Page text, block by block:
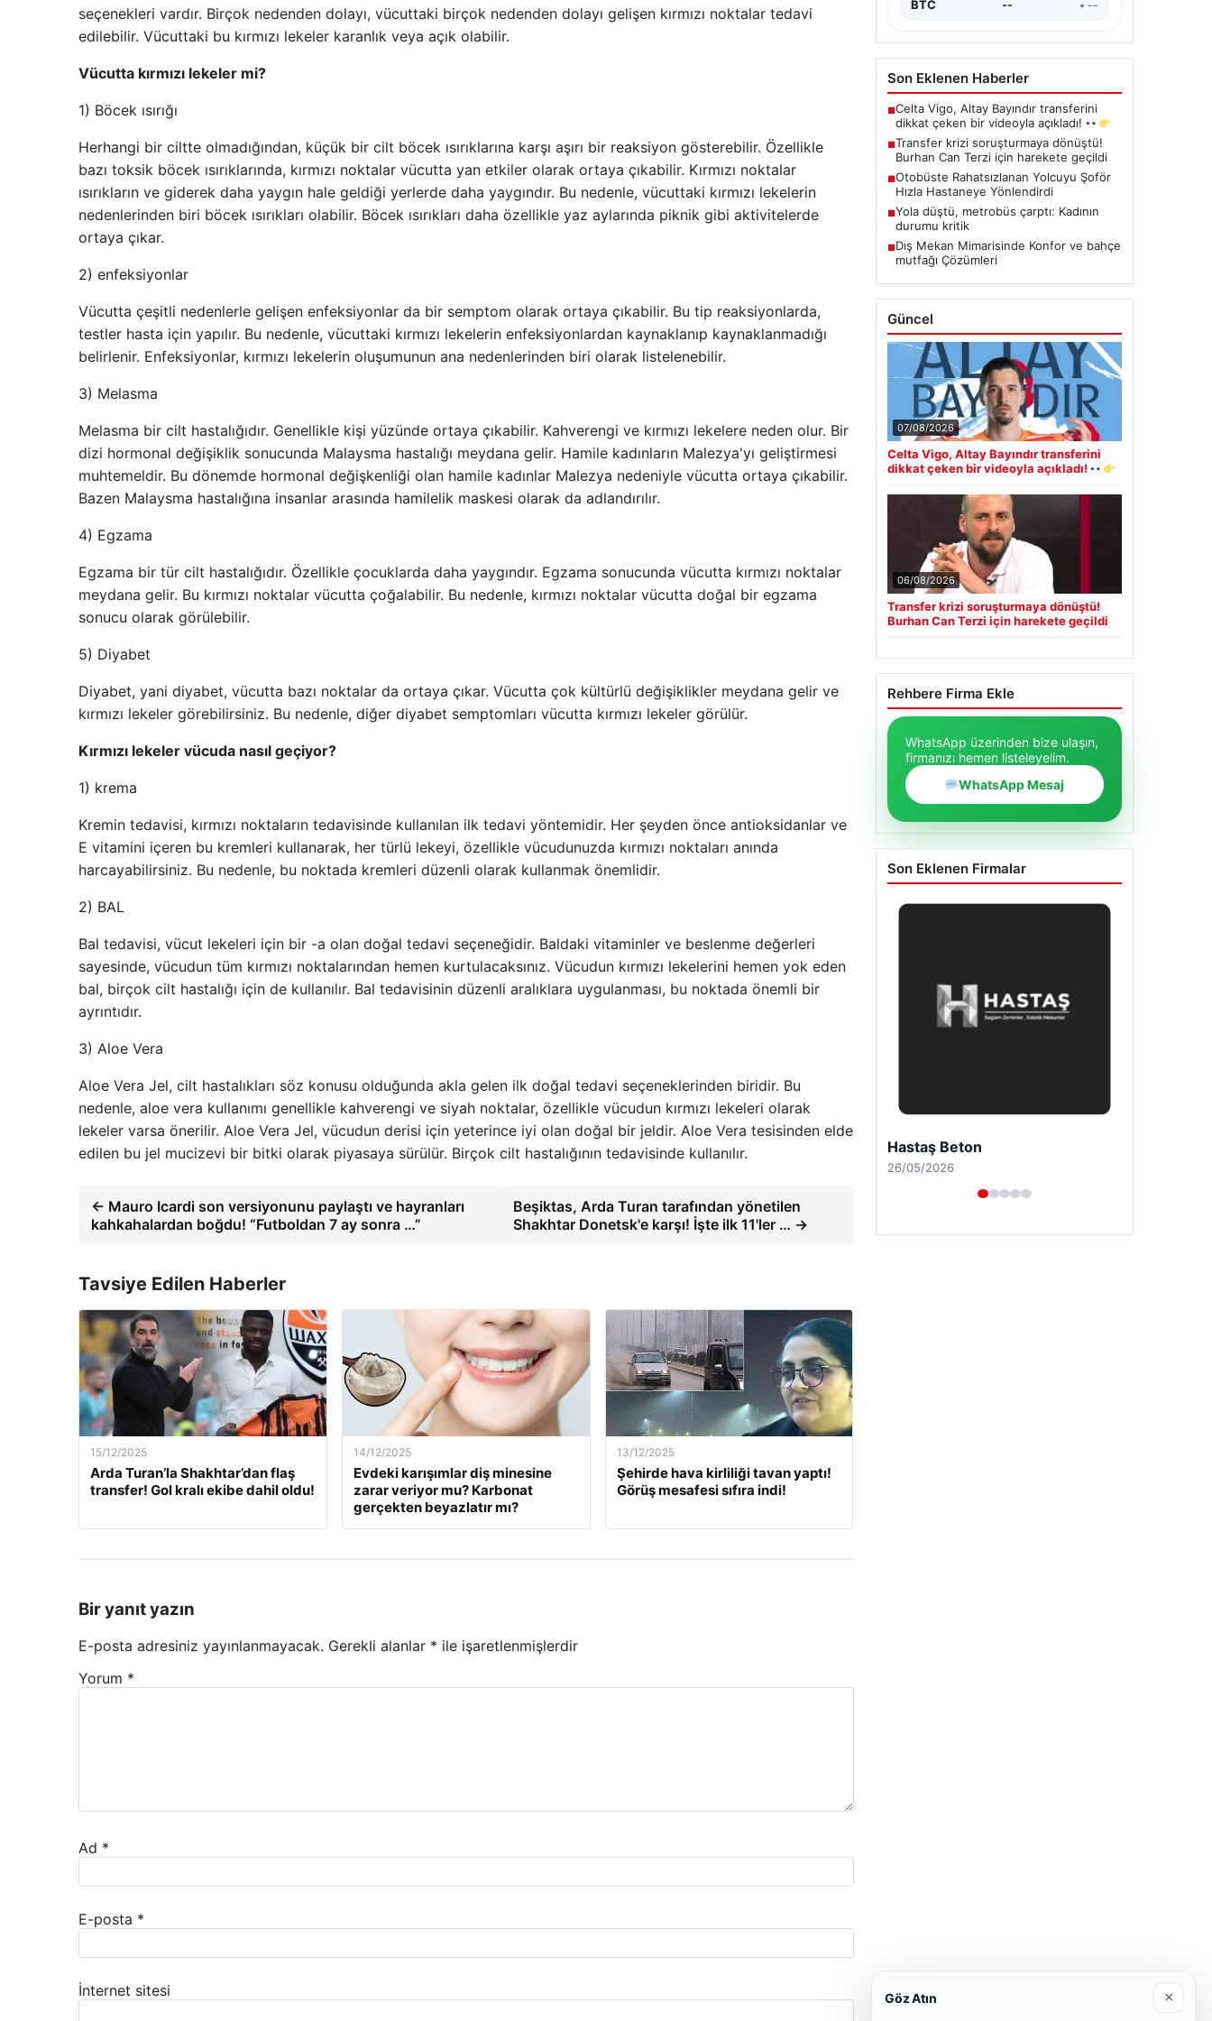
seçenekleri vardır. Birçok nedenden dolayı, vücuttaki birçok nedenden dolayı gelişen kırmızı noktalar tedavi
edilebilir. Vücuttaki bu kırmızı lekeler karanlık veya açık olabilir.
Vücutta kırmızı lekeler mi?
1) Böcek ısırığı
Herhangi bir ciltte olmadığından, küçük bir cilt böcek ısırıklarına karşı aşırı bir reaksiyon gösterebilir. Özellikle
bazı toksik böcek ısırıklarında, kırmızı noktalar vücutta yan etkiler olarak ortaya çıkabilir. Kırmızı noktalar
ısırıkların ve giderek daha yaygın hale geldiği yerlerde daha yaygındır. Bu nedenle, vücuttaki kırmızı lekelerin
nedenlerinden biri böcek ısırıkları olabilir. Böcek ısırıkları daha özellikle yaz aylarında piknik gibi aktivitelerde
ortaya çıkar.
2) enfeksiyonlar
Vücutta çeşitli nedenlerle gelişen enfeksiyonlar da bir semptom olarak ortaya çıkabilir. Bu tip reaksiyonlarda,
testler hasta için yapılır. Bu nedenle, vücuttaki kırmızı lekelerin enfeksiyonlardan kaynaklanıp kaynaklanmadığı
belirlenir. Enfeksiyonlar, kırmızı lekelerin oluşumunun ana nedenlerinden biri olarak listelenebilir.
3) Melasma
Melasma bir cilt hastalığıdır. Genellikle kişi yüzünde ortaya çıkabilir. Kahverengi ve kırmızı lekelere neden olur. Bir
dizi hormonal değişiklik sonucunda Malaysma hastalığı meydana gelir. Hamile kadınların Malezya'yı geliştirmesi
muhtemeldir. Bu dönemde hormonal değişkenliği olan hamile kadınlar Malezya nedeniyle vücutta ortaya çıkabilir.
Bazen Malaysma hastalığına insanlar arasında hamilelik maskesi olarak da adlandırılır.
4) Egzama
Egzama bir tür cilt hastalığıdır. Özellikle çocuklarda daha yaygındır. Egzama sonucunda vücutta kırmızı noktalar
meydana gelir. Bu kırmızı noktalar vücutta çoğalabilir. Bu nedenle, kırmızı noktalar vücutta doğal bir egzama
sonucu olarak görülebilir.
5) Diyabet
Diyabet, yani diyabet, vücutta bazı noktalar da ortaya çıkar. Vücutta çok kültürlü değişiklikler meydana gelir ve
kırmızı lekeler görebilirsiniz. Bu nedenle, diğer diyabet semptomları vücutta kırmızı lekeler görülür.
Kırmızı lekeler vücuda nasıl geçiyor?
1) krema
Kremin tedavisi, kırmızı noktaların tedavisinde kullanılan ilk tedavi yöntemidir. Her şeyden önce antioksidanlar ve
E vitamini içeren bu kremleri kullanarak, her türlü lekeyi, özellikle vücudunuzda kırmızı noktaları anında
harcayabilirsiniz. Bu nedenle, bu noktada kremleri düzenli olarak kullanmak önemlidir.
2) BAL
Bal tedavisi, vücut lekeleri için bir -a olan doğal tedavi seçeneğidir. Baldaki vitaminler ve beslenme değerleri
sayesinde, vücudun tüm kırmızı noktalarından hemen kurtulacaksınız. Vücudun kırmızı lekelerini hemen yok eden
bal, birçok cilt hastalığı için de kullanılır. Bal tedavisinin düzenli aralıklara uygulanması, bu noktada önemli bir
ayrıntıdır.
3) Aloe Vera
Aloe Vera Jel, cilt hastalıkları söz konusu olduğunda akla gelen ilk doğal tedavi seçeneklerinden biridir. Bu
nedenle, aloe vera kullanımı genellikle kahverengi ve siyah noktalar, özellikle vücudun kırmızı lekeleri olarak
lekeler varsa önerilir. Aloe Vera Jel, vücudun derisi için yeterince iyi olan doğal bir jeldir. Aloe Vera tesisinden elde
edilen bu jel mucizevi bir bitki olarak piyasaya sürülür. Birçok cilt hastalığının tedavisinde kullanılır.
← Mauro Icardi son versiyonunu paylaştı ve hayranları
kahkahalardan boğdu! “Futboldan 7 ay sonra …”
Beşiktas, Arda Turan tarafından yönetilen
Shakhtar Donetsk'e karşı! İşte ilk 11'ler … →
Tavsiye Edilen Haberler
15/12/2025
Arda Turan’la Shakhtar’dan flaş
transfer! Gol kralı ekibe dahil oldu!
14/12/2025
Evdeki karışımlar diş minesine
zarar veriyor mu? Karbonat
gerçekten beyazlatır mı?
13/12/2025
Şehirde hava kirliliği tavan yaptı!
Görüş mesafesi sıfıra indi!
Bir yanıt yazın
E-posta adresiniz yayınlanmayacak. Gerekli alanlar * ile işaretlenmişlerdir
Yorum *
Ad *
E-posta *
İnternet sitesi
BTC -- • --
Son Eklenen Haberler
■Celta Vigo, Altay Bayındır transferini
dikkat çeken bir videoyla açıkladı!
■Transfer krizi soruşturmaya dönüştü!
Burhan Can Terzi için harekete geçildi
■Otobüste Rahatsızlanan Yolcuyu Şoför
Hızla Hastaneye Yönlendirdi
■Yola düştü, metrobüs çarptı: Kadının
durumu kritik
■Dış Mekan Mimarisinde Konfor ve bahçe
mutfağı Çözümleri
Güncel
07/08/2026
Celta Vigo, Altay Bayındır transferini
dikkat çeken bir videoyla açıkladı!
06/08/2026
Transfer krizi soruşturmaya dönüştü!
Burhan Can Terzi için harekete geçildi
Rehbere Firma Ekle
WhatsApp üzerinden bize ulaşın,
firmanızı hemen listeleyelim.
WhatsApp Mesaj
Son Eklenen Firmalar
Hastaş Beton
26/05/2026
Göz Atın ×